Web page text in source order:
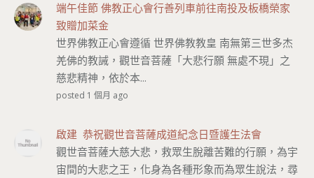
端午佳節 佛教正心會行善列車前往南投及板橋榮家
致贈加菜金
世界佛教正心會遵循 世界佛教教皇 南無第三世多杰
羌佛的教誡，觀世音菩薩「大悲行願 無處不現」之
慈悲精神，依於本...
posted 1 個月 ago
啟建 恭祝觀世音菩薩成道紀念日暨護生法會
觀世音菩薩大慈大悲，救眾生脫離苦難的行願，為宇
宙間的大悲之王，化身為各種形象而為眾生說法，尋